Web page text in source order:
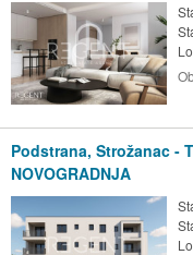
Podstrana, Strožanac -
NOVOGRADNJA